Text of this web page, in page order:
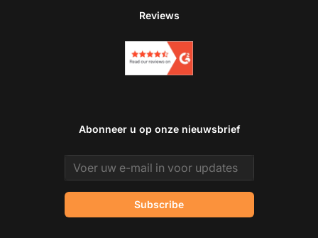
Reviews
Abonneer u op onze nieuwsbrief
Email address
Subscribe